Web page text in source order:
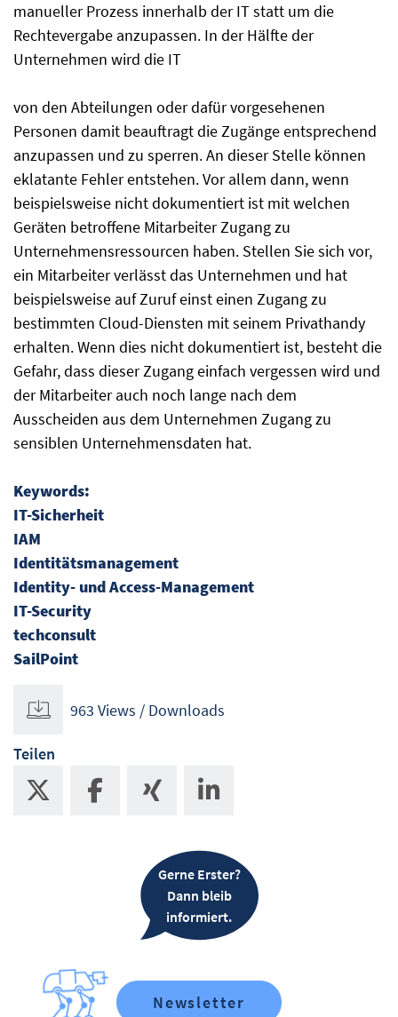
manueller Prozess innerhalb der IT statt um die
Rechtevergabe anzupassen. In der Hälfte der
Unternehmen wird die IT
von den Abteilungen oder dafür vorgesehenen
Personen damit beauftragt die Zugänge entsprechend
anzupassen und zu sperren. An dieser Stelle können
eklatante Fehler entstehen. Vor allem dann, wenn
beispielsweise nicht dokumentiert ist mit welchen
Geräten betroffene Mitarbeiter Zugang zu
Unternehmensressourcen haben. Stellen Sie sich vor,
ein Mitarbeiter verlässt das Unternehmen und hat
beispielsweise auf Zuruf einst einen Zugang zu
bestimmten Cloud-Diensten mit seinem Privathandy
erhalten. Wenn dies nicht dokumentiert ist, besteht die
Gefahr, dass dieser Zugang einfach vergessen wird und
der Mitarbeiter auch noch lange nach dem
Ausscheiden aus dem Unternehmen Zugang zu
sensiblen Unternehmensdaten hat.
Keywords:
IT-Sicherheit
IAM
Identitätsmanagement
Identity- und Access-Management
IT-Security
techconsult
SailPoint
963 Views / Downloads
Teilen
Gerne Erster?
Dann bleib
informiert.
Newsletter